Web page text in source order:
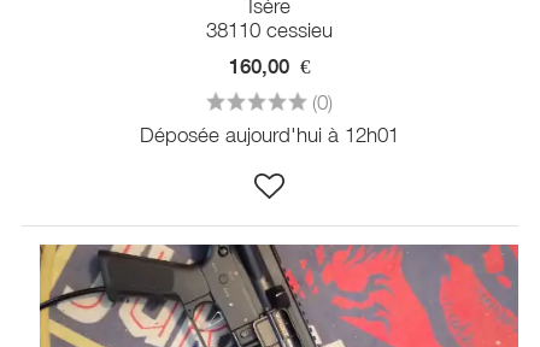
Isère
38110 cessieu
160,00 €
(0)
Déposée aujourd'hui à 12h01